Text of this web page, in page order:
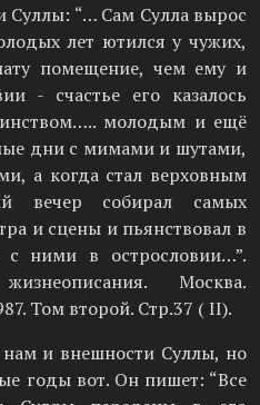
Суллы: “… Сам Сулла вырос
лет ютился у чужих,
помещение, чем ему и
- счастье его казалось
молодым и ещё
дни с мимами и шутами,
а когда стал верховным
вечер собирал самых
и сцены и пьянствовал в
с ними в острословии…”.
Москва.
Том второй. Стр.37 ( II).
и внешности Суллы, но
годы вот. Он пишет: “Все